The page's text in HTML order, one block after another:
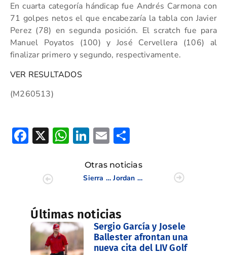
En cuarta categoría hándicap fue Andrés Carmona con
71 golpes netos el que encabezaría la tabla con Javier
Perez (78) en segunda posición. El scratch fue para
Manuel Poyatos (100) y José Cervellera (106) al
finalizar primero y segundo, respectivamente.
VER RESULTADOS
(M260513)
Facebook
X WhatsApp
LinkedIn
Email
Otras noticias
Sierra Cortina acogió la quinta prueba del Circuito de Pitch & Putt de la CV
Jordan Gibb se adjudica la cuarta prueba de profesionales en Villamartín
Últimas noticias
Sergio García y Josele
Ballester afrontan una
nueva cita del LIV Golf